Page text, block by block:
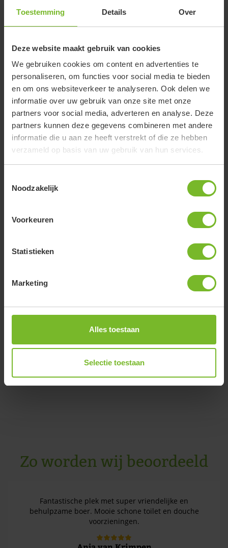
Toestemming Details Over
Deze website maakt gebruik van cookies
We gebruiken cookies om content en advertenties te
personaliseren, om functies voor social media te bieden
en om ons websiteverkeer te analyseren. Ook delen we
informatie over uw gebruik van onze site met onze
partners voor social media, adverteren en analyse. Deze
partners kunnen deze gegevens combineren met andere
informatie die u aan ze heeft verstrekt of die ze hebben
verzameld op basis van uw gebruik van hun services.
Noodzakelijk
Voorkeuren
Statistieken
Marketing
Alles toestaan
Selectie toestaan
Het Varsenerveld
Kamperen bij de boer
SVR Camping
Reviews
Online reserveren
Volg ons
Zo worden wij beoordeeld
Fantastische plek met super vriendelijke en
behulpzame boer. Mooie schone toilet en douche
voorzieningen.